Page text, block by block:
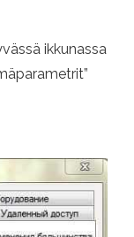
ikkunassa